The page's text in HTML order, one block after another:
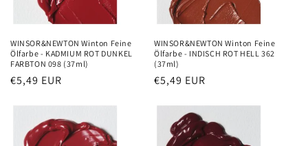
WINSOR&NEWTON Winton Feine
Ölfarbe - KADMIUM ROT DUNKEL
FARBTON 098 (37ml)
Precio
€5,49 EUR
WINSOR&NEWTON Winton Feine
Ölfarbe - INDISCH ROT HELL 362
(37ml)
Precio
€5,49 EUR